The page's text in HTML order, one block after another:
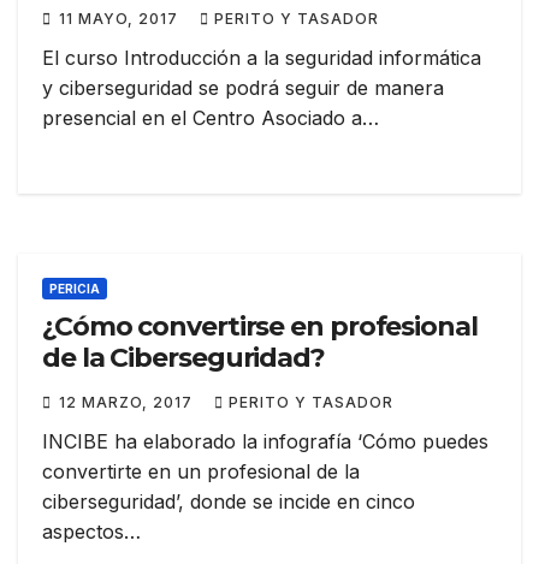
11 MAYO, 2017 PERITO Y TASADOR
El curso Introducción a la seguridad informática
y ciberseguridad se podrá seguir de manera
presencial en el Centro Asociado a…
PERICIA
¿Cómo convertirse en profesional
de la Ciberseguridad?
12 MARZO, 2017 PERITO Y TASADOR
INCIBE ha elaborado la infografía ‘Cómo puedes
convertirte en un profesional de la
ciberseguridad’, donde se incide en cinco
aspectos…